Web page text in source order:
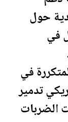
حول
في
في
تدمير
الضربات